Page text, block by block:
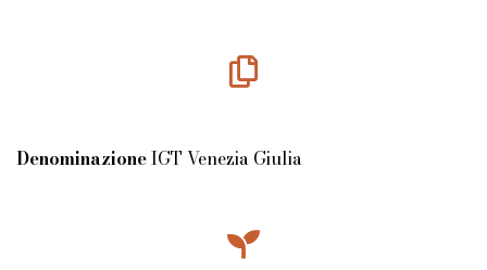
DenominazioneIGT Venezia Giulia